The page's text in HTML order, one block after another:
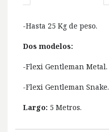
-Hasta 25 Kg de peso.
Dos modelos:
-Flexi Gentleman Metal.
-Flexi Gentleman Snake.
Largo: 5 Metros.